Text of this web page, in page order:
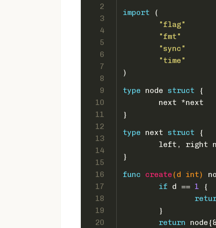
2
3
4
5
6
7
8
9
10
11
12
13
14
15
16
17
18
19
20
import (
"flag"
"fmt"
"sync"
"time"
)
type node struct {
	next *next
}
type next struct {
left, right
}
func
create (d int)
if d == 1 {
	}
return